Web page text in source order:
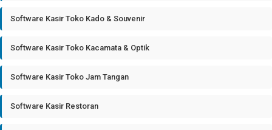
Software Kasir Toko Kado & Souvenir
Software Kasir Toko Kacamata & Optik
Software Kasir Toko Jam Tangan
Software Kasir Restoran